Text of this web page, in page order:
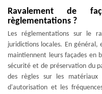
Ravalement de
règlementations ?
Les réglementations sur le
juridictions locales. En
maintiennent leurs façades en
sécurité et de préservation du
des règles sur les matériaux
d'autorisation et les